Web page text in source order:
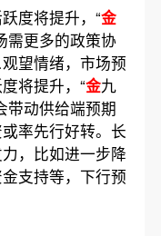
度将提升，“金
需更多的政策协
望情绪，市场预
将提升，“金九
带动供给端预期
率先行好转。长
，比如进一步降
支持等，下行预